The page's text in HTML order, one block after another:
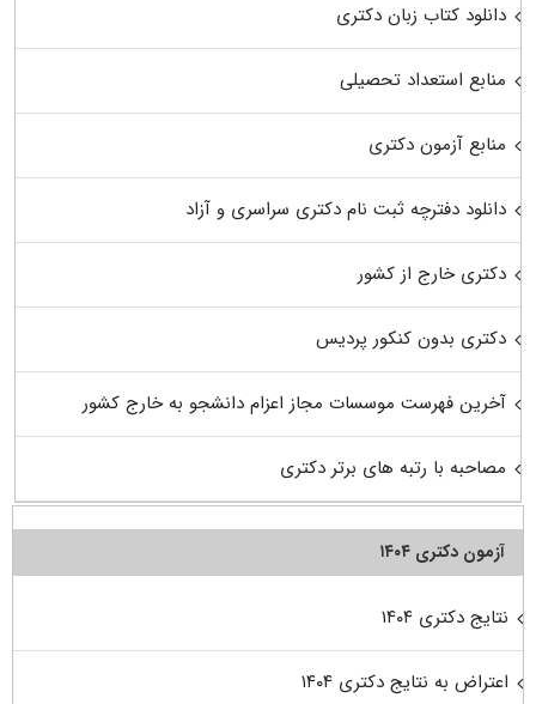
دانلود کتاب زبان دکتری
منابع استعداد تحصیلی
منابع آزمون دکتری
دانلود دفترچه ثبت نام دکتری سراسری و آزاد
دکتری خارج از کشور
دکتری بدون کنکور پردیس
آخرین فهرست موسسات مجاز اعزام دانشجو به خارج کشور
مصاحبه با رتبه های برتر دکتری
آزمون دکتری ۱۴۰۴
نتایج دکتری ۱۴۰۴
اعتراض به نتایج دکتری ۱۴۰۴